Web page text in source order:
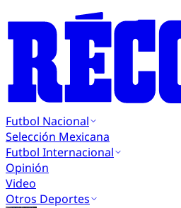
Futbol Nacional
Selección Mexicana
Futbol Internacional
Opinión
Video
Otros Deportes